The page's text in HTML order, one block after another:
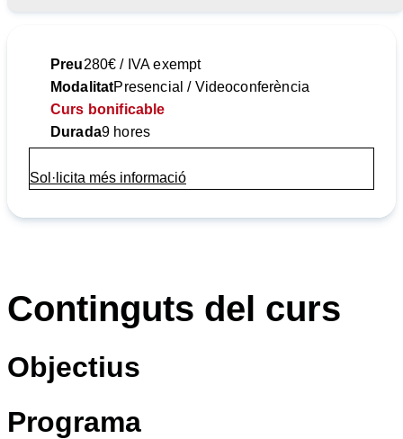
Destinataris
Preu280€ / IVA exempt
ModalitatPresencial / Videoconferència
Curs bonificable
Durada9 hores
Sol·licita més informació
Continguts del curs
Objectius
Programa